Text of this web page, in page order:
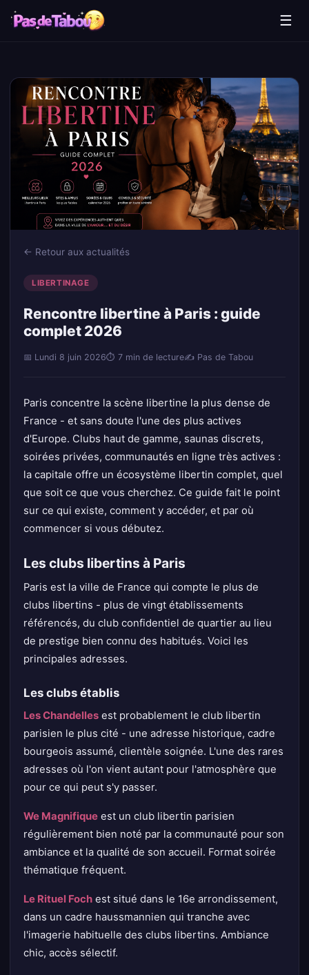
☰
← Retour aux actualités
LIBERTINAGE
Rencontre libertine à Paris : guide
complet 2026
📅 Lundi 8 juin 2026⏱ 7 min de lecture✍️ Pas de Tabou
Paris concentre la scène libertine la plus dense de
France - et sans doute l'une des plus actives
d'Europe. Clubs haut de gamme, saunas discrets,
soirées privées, communautés en ligne très actives :
la capitale offre un écosystème libertin complet, quel
que soit ce que vous cherchez. Ce guide fait le point
sur ce qui existe, comment y accéder, et par où
commencer si vous débutez.
Les clubs libertins à Paris
Paris est la ville de France qui compte le plus de
clubs libertins - plus de vingt établissements
référencés, du club confidentiel de quartier au lieu
de prestige bien connu des habitués. Voici les
principales adresses.
Les clubs établis
Les Chandelles est probablement le club libertin
parisien le plus cité - une adresse historique, cadre
bourgeois assumé, clientèle soignée. L'une des rares
adresses où l'on vient autant pour l'atmosphère que
pour ce qui peut s'y passer.
We Magnifique est un club libertin parisien
régulièrement bien noté par la communauté pour son
ambiance et la qualité de son accueil. Format soirée
thématique fréquent.
Le Rituel Foch est situé dans le 16e arrondissement,
dans un cadre haussmannien qui tranche avec
l'imagerie habituelle des clubs libertins. Ambiance
chic, accès sélectif.